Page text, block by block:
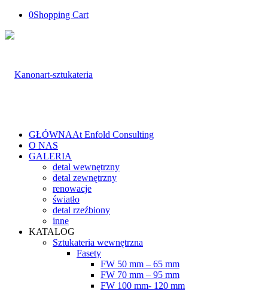
0Shopping Cart
GŁÓWNAAt Enfold Consulting
O NAS
GALERIA
detal wewnętrzny
detal zewnętrzny
renowacje
światło
detal rzeźbiony
inne
KATALOG
Sztukateria wewnętrzna
Fasety
FW 50 mm – 65 mm
FW 70 mm – 95 mm
FW 100 mm- 120 mm